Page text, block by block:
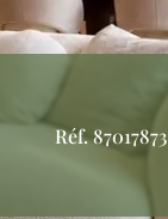
Réf. 87017873